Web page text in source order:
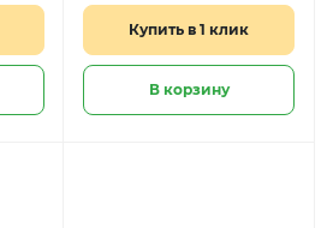
Купить в 1 клик
В корзину